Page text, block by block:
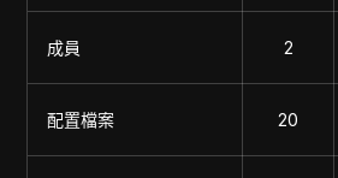
成員 2
配置檔案 20